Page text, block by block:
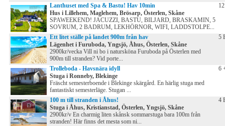
Lanthuset med Spa & Bastu! Hav 10min
Hus i Lillehem, Maglehem, Brösarp, Österlen, Skåne
SPAWEEKEND! JACUZZI, BASTU, BILJARD, BRASKAMIN, 5
SOVRUM, 2 BADRUM, LEKHÖRNOR, WIFI, LADDSTOLPE...
Ett litet ställe på landet 900m från hav
Lägenhet i Furuboda, Yngsjö, Åhus, Österlen, Skåne
2900kr/vecka Vill ni bo i natursköna Furuboda på Österlen med
900m till stranden? Vid porte...
5
Trolleboda - Havsnära idyll
Stuga i Ronneby, Blekinge
Fräscht semesterboende i Blekinge skärgård. En härlig stuga med
fantastiskt semesterläge. Stugan ...
6
100 m till stranden i Åhus!
Stuga i Åhus, Kristianstad, Österlen, Yngsjö, Skåne
2900kr/v En charmig liten skånsk sommarstuga bara 100m från
stranden! Här finns det mesta som ni...
4